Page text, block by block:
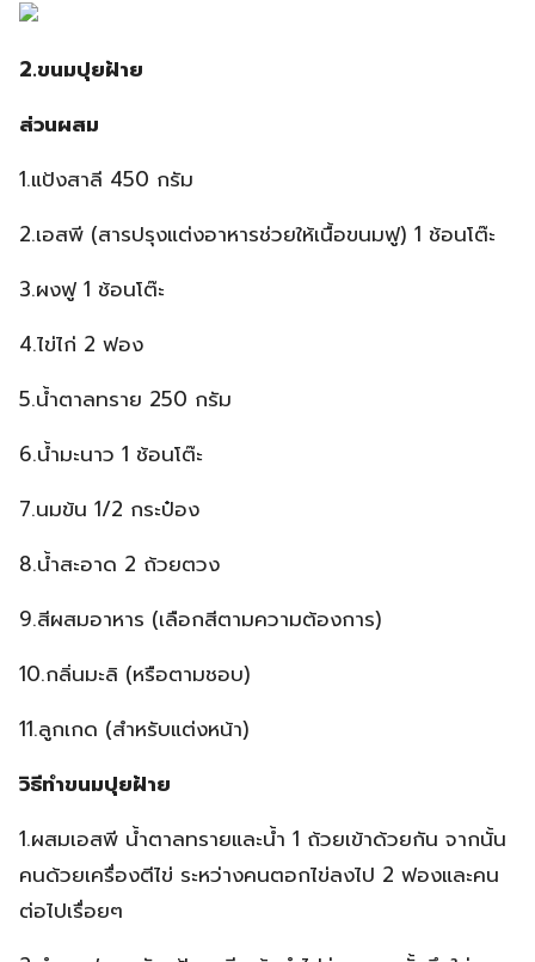
2.ขนมปุยฝ้าย
ส่วนผสม
1.แป้งสาลี 450 กรัม
2.เอสพี (สารปรุงแต่งอาหารช่วยให้เนื้อขนมฟู) 1 ช้อนโต๊ะ
3.ผงฟู 1 ช้อนโต๊ะ
4.ไข่ไก่ 2 ฟอง
5.น้ำตาลทราย 250 กรัม
6.น้ำมะนาว 1 ช้อนโต๊ะ
7.นมข้น 1/2 กระป๋อง
8.น้ำสะอาด 2 ถ้วยตวง
9.สีผสมอาหาร (เลือกสีตามความต้องการ)
10.กลิ่นมะลิ (หรือตามชอบ)
11.ลูกเกด (สำหรับแต่งหน้า)
วิธีทำขนมปุยฝ้าย
1.ผสมเอสพี น้ำตาลทรายและน้ำ 1 ถ้วยเข้าด้วยกัน จากนั้น
คนด้วยเครื่องตีไข่ ระหว่างคนตอกไข่ลงไป 2 ฟองและคน
ต่อไปเรื่อยๆ